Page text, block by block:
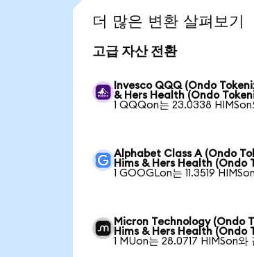
더 많은 변환 살펴보기
고급 자산 전환
Invesco QQQ (Ondo
& Hers Health (Ondo
1 QQQon는 23.0338 HIMSon
Alphabet Class A (Ondo
Hims & Hers Health (Ondo
1 GOOGLon는 11.3519
Micron Technology (Ondo
Hims & Hers Health (Ondo
1 MUon는 28.0717 HIMSon와